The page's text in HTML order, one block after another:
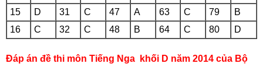
15
D 31 C 47 A 63 C 79
B
16
C 32 C 48 B 64 C 80 D
Đáp án đề thi môn Tiếng Nga khối D năm 2014 của Bộ